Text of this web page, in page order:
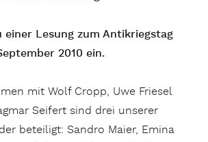
einer Lesung zum Antikriegstag
2010 ein.
mit Wolf Cropp, Uwe Friesel
Seifert sind drei unserer
beteiligt: Sandro Maier, Emina